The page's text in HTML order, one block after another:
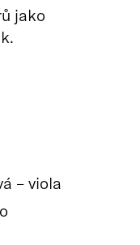
jako
– viola